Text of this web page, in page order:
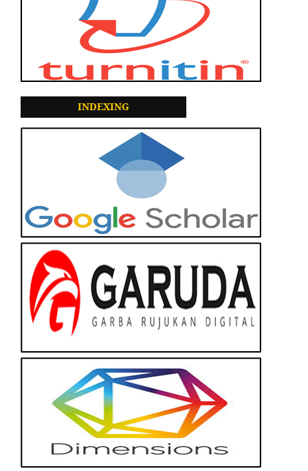
INDEXING